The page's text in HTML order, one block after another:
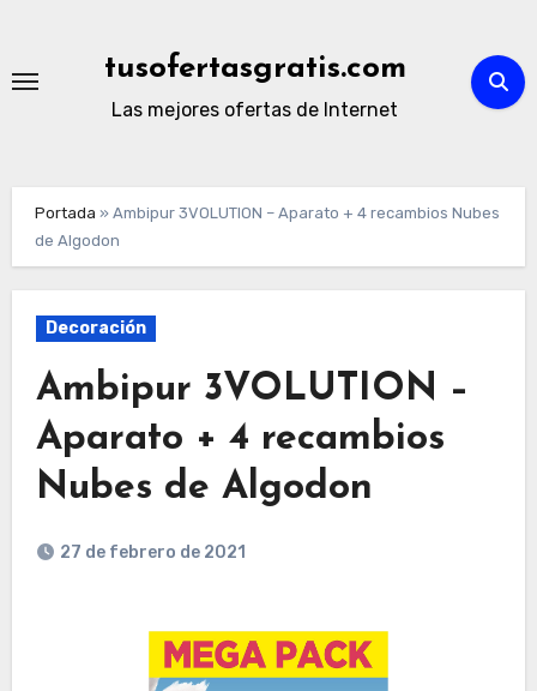
contenido
tusofertasgratis.com
Las mejores ofertas de Internet
Portada »Ambipur 3VOLUTION – Aparato + 4 recambios Nubes
de Algodon
Decoración
Ambipur 3VOLUTION –
Aparato + 4 recambios
Nubes de Algodon
27 de febrero de 2021